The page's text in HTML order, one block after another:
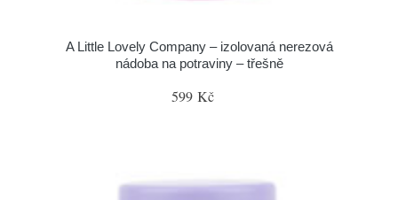
A Little Lovely Company – izolovaná nerezová
nádoba na potraviny – třešně
599 Kč